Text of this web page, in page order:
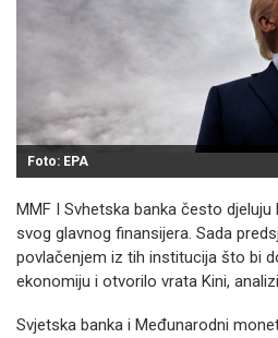
Foto: EPA
MMF I Svhetska banka često djeluju
svog glavnog finansijera. Sada
povlačenjem iz tih institucija što bi
ekonomiju i otvorilo vrata Kini,
Svjetska banka i Međunarodni